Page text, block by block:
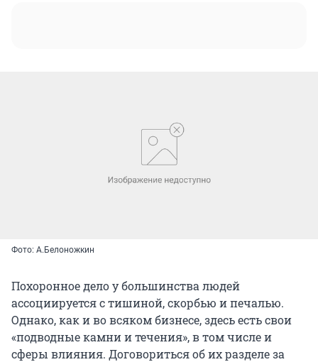
Фото: А.Белоножкин
Похоронное дело у большинства людей
ассоциируется с тишиной, скорбью и печалью.
Однако, как и во всяком бизнесе, здесь есть свои
«подводные камни и течения», в том числе и
сферы влияния. Договориться об их разделе за